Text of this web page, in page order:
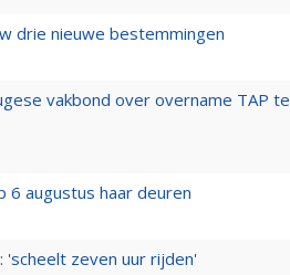
drie nieuwe bestemmingen
vakbond over overname TAP te
6 augustus haar deuren
'scheelt zeven uur rijden'